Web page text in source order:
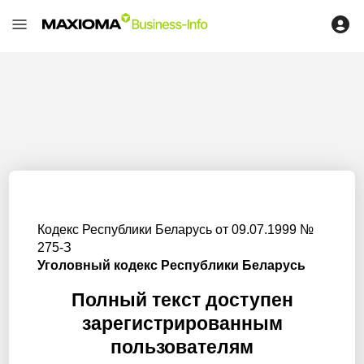
Кодекс Республики Беларусь от 09.07.1999 №
275-З
Уголовный кодекс Республики Беларусь
Полный текст доступен
зарегистрированным
пользователям